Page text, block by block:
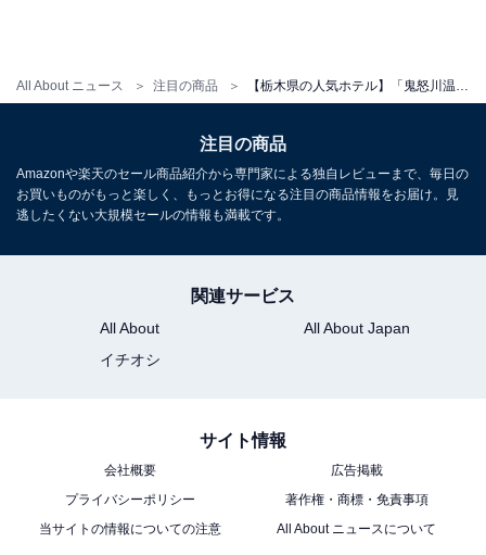
All About ニュース 注目の商品
チェックアウト：10:00
※掲載されている情報は記事公開時のものです。あらか
じめご了承ください。
注目の商品
Amazonや楽天のセール商品紹介から専門家による独自レビューまで、毎日の
お買いものがもっと楽しく、もっとお得になる注目の商品情報をお届け。見
逃したくない大規模セールの情報も満載です。
関連サービス
All About
All About Japan
イチオシ
サイト情報
会社概要
広告掲載
プライバシーポリシー
著作権・商標・免責事項
当サイトの情報についての注意
All About ニュースについて